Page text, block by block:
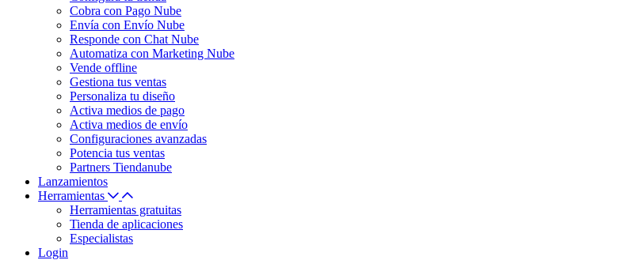
Cobra con Pago Nube
Envía con Envío Nube
Responde con Chat Nube
Automatiza con Marketing Nube
Vende offline
Gestiona tus ventas
Personaliza tu diseño
Activa medios de pago
Activa medios de envío
Configuraciones avanzadas
Potencia tus ventas
Partners Tiendanube
Lanzamientos
Herramientas
Herramientas gratuitas
Tienda de aplicaciones
Especialistas
Login